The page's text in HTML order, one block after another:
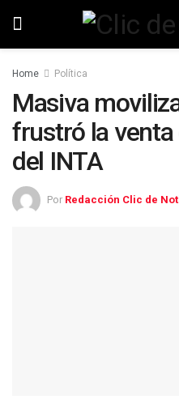
Home Política
Masiva
frustró la
del INTA
Por Redacción Clic de